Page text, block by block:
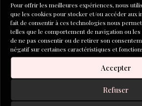
Pour offrir les meilleures expériences, nous
que les cookies pour stocker et/ou accéder aux
fait de consentir à ces technologies nous
telles que le comportement de navigation ou
de ne pas consentir ou de retirer son
négatif sur certaines caractéristiques et
Accepter
Refuser
Tenir un journal, une routine
Lola Lafon
CONCOURS DE
2026